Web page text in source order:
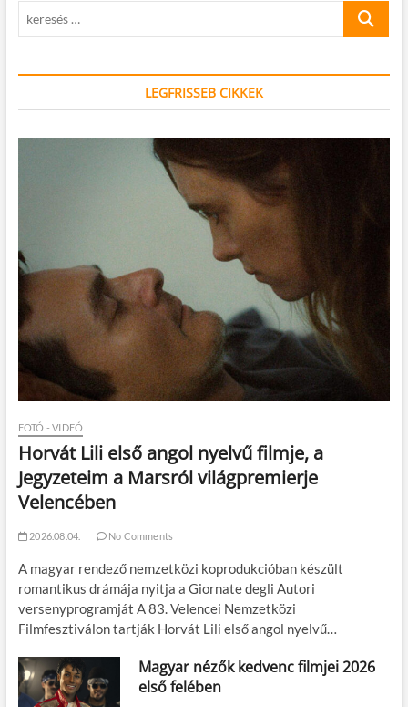
keresés
LEGFRISSEB CIKKEK
FOTÓ - VIDEÓ
Horvát Lili első angol nyelvű filmje, a
Jegyzeteim a Marsról világpremierje
Velencében
2026.08.04. No Comments
A magyar rendező nemzetközi koprodukcióban készült
romantikus drámája nyitja a Giornate degli Autori
versenyprogramját A 83. Velencei Nemzetközi
Filmfesztiválon tartják Horvát Lili első angol nyelvű…
Magyar nézők kedvenc filmjei 2026
első felében